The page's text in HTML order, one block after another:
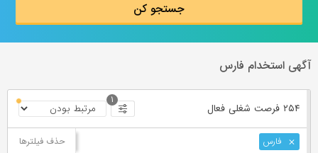
جستجو کن
آگهی استخدام فارس
۲۵۴ فرصت ‌شغلی فعال
۱
فارس حذف فیلترها